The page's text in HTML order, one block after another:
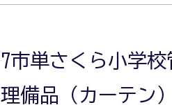
7市単さくら小学校
理備品（カーテン